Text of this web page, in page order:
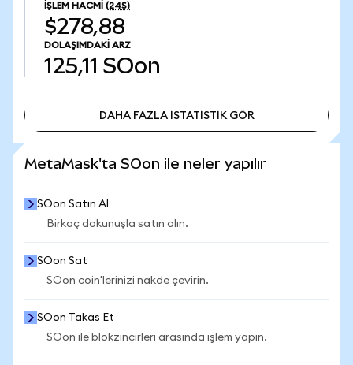
İŞLEM HACMI (24S)
$278,88
DOLAŞIMDAKI ARZ
125,11 SOon
DAHA FAZLA İSTATİSTİK GÖR
MetaMask'ta SOon ile neler yapılır
SOon Satın Al
Birkaç dokunuşla satın alın.
SOon Sat
SOon coin'lerinizi nakde çevirin.
SOon Takas Et
SOon ile blokzincirleri arasında işlem yapın.